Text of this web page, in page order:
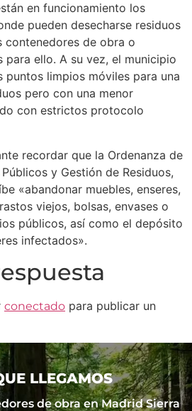
en funcionamiento los
pueden desecharse residuos
contenedores de obra o
para ello. A su vez, el municipio
puntos limpios móviles para una
pero con una menor
con estrictos protocolo
recordar que la Ordenanza de
y Gestión de Residuos,
«abandonar muebles, enseres,
viejos, bolsas, envases o
públicos, así como el depósito
infectados».
conectado para publicar un
LLEGAMOS
de obra en Madrid Sierra